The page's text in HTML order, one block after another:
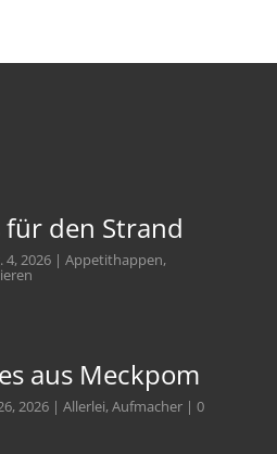
den Strand
4, 2026| Appetithappen,
aus Meckpom
2026| Allerlei,Aufmacher| 0